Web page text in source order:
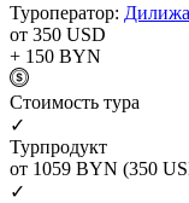
Туроператор:
от 350 USD
+ 150 BYN
Cтоимость тура
✓
Турпродукт
от 1059 BYN (350
✓